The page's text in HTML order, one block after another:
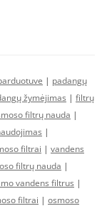
| padangų
žymėjimas | filtrų
filtrų nauda |
|
filtrai | vandens
filtrų nauda |
vandens filtrus |
filtrai | osmoso